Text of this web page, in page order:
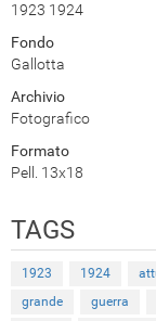
1923 1924
Fondo
Gallotta
Archivio
Fotografico
Formato
Pell. 13x18
TAGS
1923 1924
grande
guerra